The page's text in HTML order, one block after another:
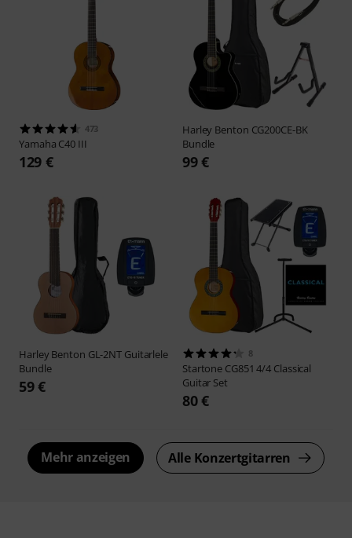
473
Yamaha C40 III
129 €
Harley Benton CG200CE-BK
Bundle
99 €
Harley Benton GL-2NT Guitarlele
Bundle
59 €
8
Startone CG851 4/4 Classical
Guitar Set
80 €
Mehr anzeigen Alle Konzertgitarren